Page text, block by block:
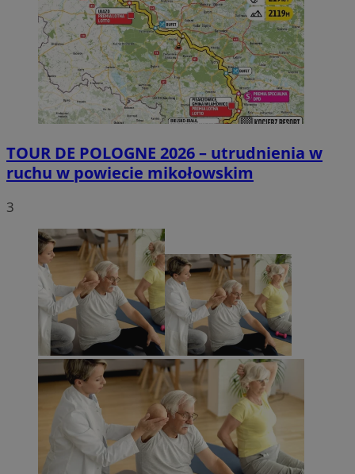
TOUR DE POLOGNE 2026 – utrudnienia w
ruchu w powiecie mikołowskim
3